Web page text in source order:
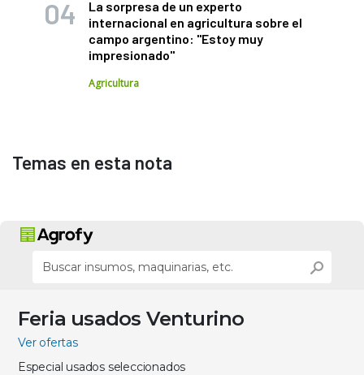
La sorpresa de un experto
internacional en agricultura sobre el
campo argentino: "Estoy muy
impresionado"
Agricultura
Temas en esta nota
Feria usados Venturino
Ver ofertas
Especial usados seleccionados